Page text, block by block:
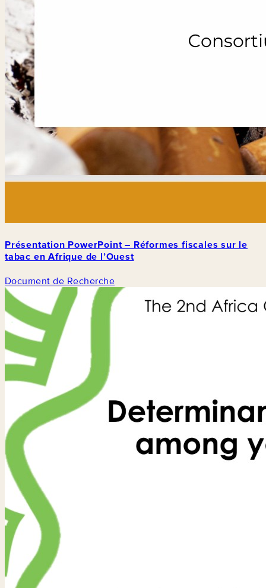
Présentation PowerPoint – Réformes fiscales sur le
tabac en Afrique de l’Ouest
Document de Recherche